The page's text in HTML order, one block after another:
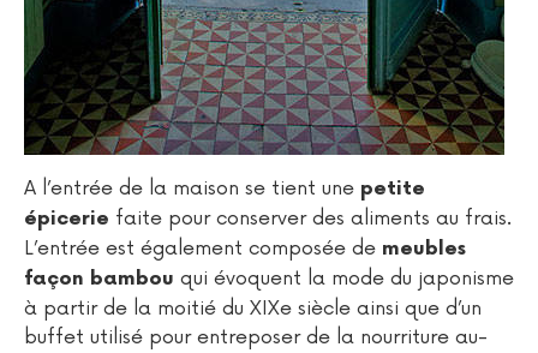
A l’entrée de la maison se tient une petite
épicerie faite pour conserver des aliments au frais.
L’entrée est également composée de meubles
façon bambou qui évoquent la mode du japonisme
à partir de la moitié du XIXe siècle ainsi que d’un
buffet utilisé pour entreposer de la nourriture au-